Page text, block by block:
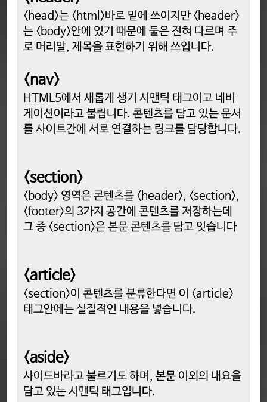
<head>는 <html>바로 밑에 쓰이지만 <header>
는 <body>안에 있기 때문에 둘은 전혀 다르며 주
로 머리말, 제목을 표현하기 위해 쓰입니다.
<nav>
HTML5에서 새롭게 생기 시맨틱 태그이고 네비
게이션이라고 불립니다. 콘텐츠를 담고 있는 문서
를 사이트간에 서로 연결하는 링크를 담당합니다.
<section>
<body> 영역은 콘텐츠를 <header>, <section>,
<footer>의 3가지 공간에 콘텐츠를 저장하는데
그 중 <section>은 본문 콘텐츠를 담고 잇습니다
<article>
<section>이 콘텐츠를 분류한다면 이 <article>
태그안에는 실질적인 내용을 넣습니다.
<aside>
사이드바라고 불르기도 하며, 본문 이외의 내요을
담고 있는 시맨틱 태그입니다.